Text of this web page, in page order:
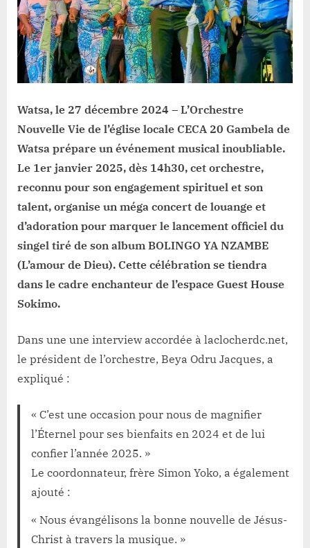
double
activité
riche
en
couleur
ce
janvier
Watsa, le 27 décembre 2024 – L’Orchestre
Nouvelle Vie de l’église locale CECA 20 Gambela de
Watsa prépare un événement musical inoubliable.
Le 1er janvier 2025, dès 14h30, cet orchestre,
reconnu pour son engagement spirituel et son
talent, organise un méga concert de louange et
d’adoration pour marquer le lancement officiel du
singel tiré de son album BOLINGO YA NZAMBE
(L’amour de Dieu). Cette célébration se tiendra
dans le cadre enchanteur de l’espace Guest House
Sokimo.
Dans une une interview accordée à laclocherdc.net,
le président de l’orchestre, Beya Odru Jacques, a
expliqué :
« C’est une occasion pour nous de magnifier
l’Éternel pour ses bienfaits en 2024 et de lui
confier l’année 2025. »
Le coordonnateur, frère Simon Yoko, a également
ajouté :
« Nous évangélisons la bonne nouvelle de Jésus-
Christ à travers la musique. »